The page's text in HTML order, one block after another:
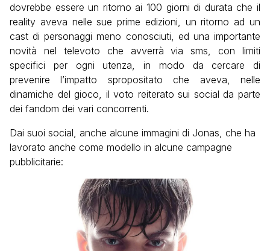
dovrebbe essere un ritorno ai 100 giorni di durata che il
reality aveva nelle sue prime edizioni, un ritorno ad un
cast di personaggi meno conosciuti, ed una importante
novità nel televoto che avverrà via sms, con limiti
specifici per ogni utenza, in modo da cercare di
prevenire l’impatto spropositato che aveva, nelle
dinamiche del gioco, il voto reiterato sui social da parte
dei fandom dei vari concorrenti.
Dai suoi social, anche alcune immagini di Jonas, che ha
lavorato anche come modello in alcune campagne
pubblicitarie: